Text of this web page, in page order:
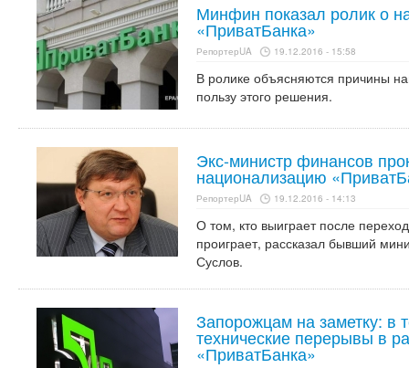
Минфин показал ролик о
«ПриватБанка»
РепортерUA 19.12.2016 - 15:58
В ролике объясняются причины
пользу этого решения.
Экс-министр финансов
национализацию
РепортерUA 19.12.2016 - 14:13
О том, кто выиграет после
проиграет, рассказал бывший
Суслов.
Запорожцам на заметку: в
технические перерывы в
«ПриватБанка»